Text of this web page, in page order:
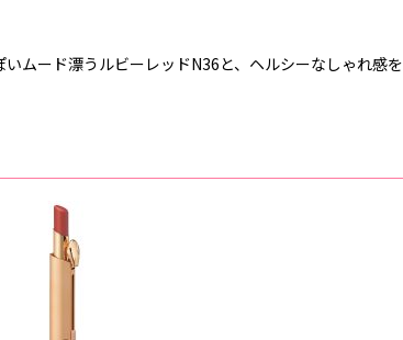
ムード漂うルビーレッドN36と、ヘルシーなしゃれ感を